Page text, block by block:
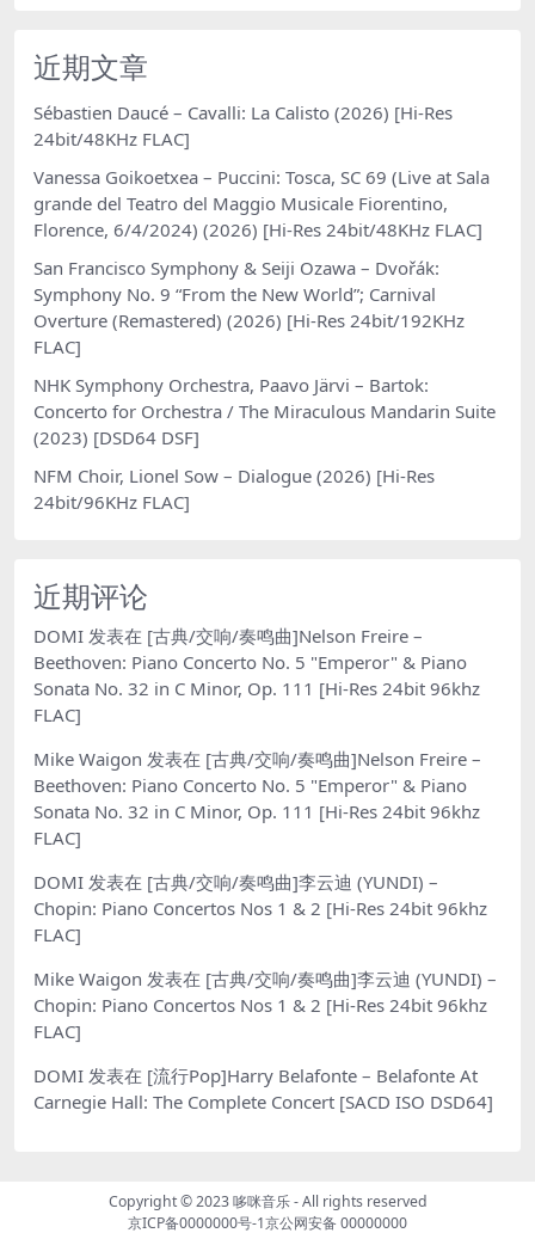
近期文章
Sébastien Daucé – Cavalli: La Calisto (2026) [Hi-Res
24bit/48KHz FLAC]
Vanessa Goikoetxea – Puccini: Tosca, SC 69 (Live at Sala
grande del Teatro del Maggio Musicale Fiorentino,
Florence, 6/4/2024) (2026) [Hi-Res 24bit/48KHz FLAC]
San Francisco Symphony & Seiji Ozawa – Dvořák:
Symphony No. 9 “From the New World”; Carnival
Overture (Remastered) (2026) [Hi-Res 24bit/192KHz
FLAC]
NHK Symphony Orchestra, Paavo Järvi – Bartok:
Concerto for Orchestra / The Miraculous Mandarin Suite
(2023) [DSD64 DSF]
NFM Choir, Lionel Sow – Dialogue (2026) [Hi-Res
24bit/96KHz FLAC]
近期评论
DOMI 发表在 [古典/交响/奏鸣曲]Nelson Freire –
Beethoven: Piano Concerto No. 5 "Emperor" & Piano
Sonata No. 32 in C Minor, Op. 111 [Hi-Res 24bit 96khz
FLAC]
Mike Waigon 发表在 [古典/交响/奏鸣曲]Nelson Freire –
Beethoven: Piano Concerto No. 5 "Emperor" & Piano
Sonata No. 32 in C Minor, Op. 111 [Hi-Res 24bit 96khz
FLAC]
DOMI 发表在 [古典/交响/奏鸣曲]李云迪 (YUNDI) –
Chopin: Piano Concertos Nos 1 & 2 [Hi-Res 24bit 96khz
FLAC]
Mike Waigon 发表在 [古典/交响/奏鸣曲]李云迪 (YUNDI) –
Chopin: Piano Concertos Nos 1 & 2 [Hi-Res 24bit 96khz
FLAC]
DOMI 发表在 [流行Pop]Harry Belafonte – Belafonte At
Carnegie Hall: The Complete Concert [SACD ISO DSD64]
Copyright © 2023哆咪音乐- All rights reserved
京ICP备0000000号-1京公网安备 00000000